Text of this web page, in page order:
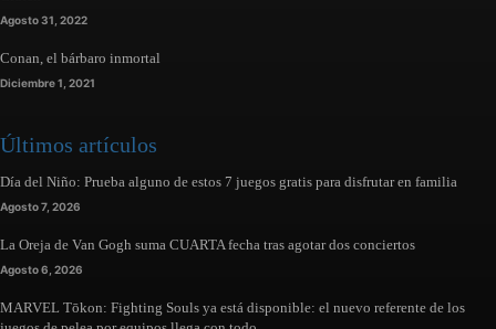
Agosto 31, 2022
Conan, el bárbaro inmortal
Diciembre 1, 2021
Últimos artículos
Día del Niño: Prueba alguno de estos 7 juegos gratis para disfrutar en familia
Agosto 7, 2026
La Oreja de Van Gogh suma CUARTA fecha tras agotar dos conciertos
Agosto 6, 2026
MARVEL Tōkon: Fighting Souls ya está disponible: el nuevo referente de los